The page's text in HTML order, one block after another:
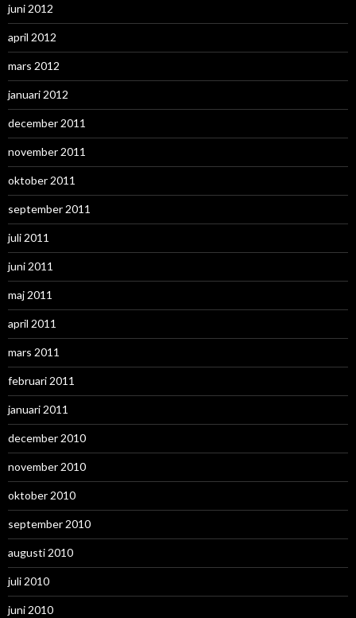
juni 2012
april 2012
mars 2012
januari 2012
december 2011
november 2011
oktober 2011
september 2011
juli 2011
juni 2011
maj 2011
april 2011
mars 2011
februari 2011
januari 2011
december 2010
november 2010
oktober 2010
september 2010
augusti 2010
juli 2010
juni 2010